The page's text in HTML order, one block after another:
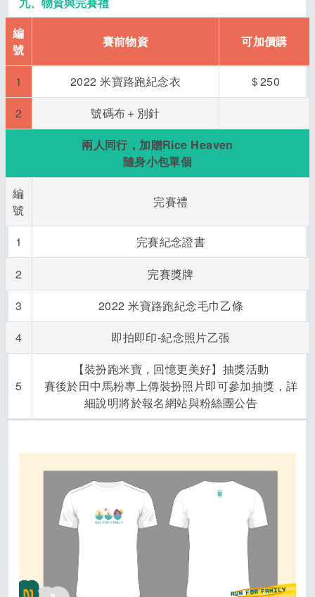
編
號
賽前物資 可加價購
1 2022 米寶路跑紀念衣
＄250
2
號碼布＋別針
兩人同行，加贈Rice Heaven
隨身小包單個
編
號
完賽禮
1
完賽紀念證書
2
完賽獎牌
3
2022 米寶路跑紀念毛巾乙條
4
即拍即印-紀念照片乙張
5
【裝扮跑米寶，回憶更美好】抽獎活動
賽後於田中馬粉專上傳裝扮照片即可參加抽獎，詳
細說明將於報名網站與粉絲團公告